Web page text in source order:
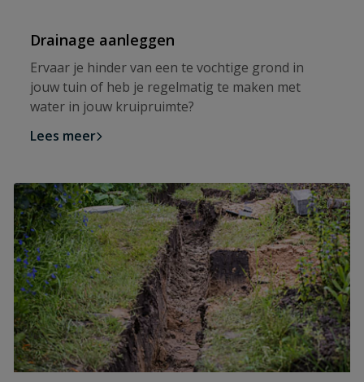
Drainage aanleggen
Ervaar je hinder van een te vochtige grond in
jouw tuin of heb je regelmatig te maken met
water in jouw kruipruimte?
Lees meer